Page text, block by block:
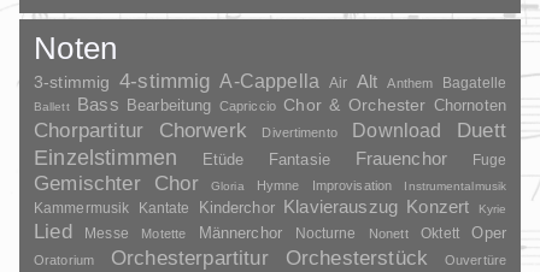
Noten
3-stimmig 4-stimmig A-Cappella Air Alt Anthem Bagatelle
Ballett Bass Bearbeitung Capriccio Chor & Orchester Chornoten
Chorpartitur Chorwerk Divertimento Download
Duett
Einzelstimmen
Etüde Fantasie Frauenchor Fuge
Gemischter Chor Gloria Hymne Improvisation Instrumentalmusik
Kammermusik Kantate Kinderchor Klavierauszug Konzert Kyrie
Lied Messe Motette Männerchor Nocturne Nonett Oktett Oper
Oratorium Orchesterpartitur Orchesterstück Ouvertüre